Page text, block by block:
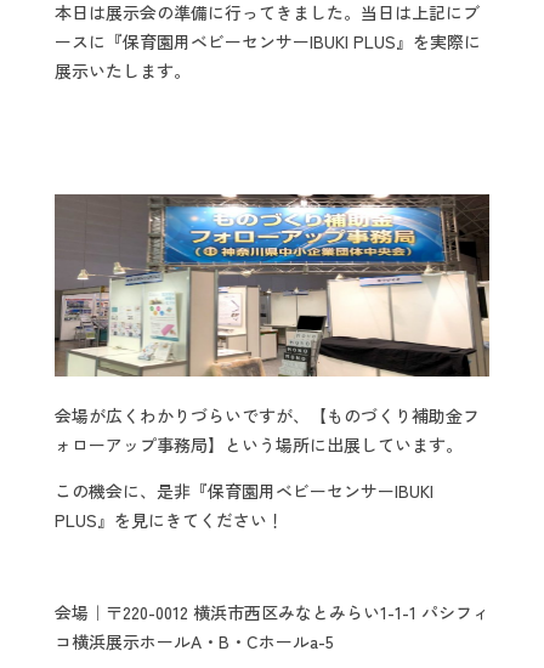
本日は展示会の準備に行ってきました。当日は上記にブ
ースに『保育園用ベビーセンサーIBUKI PLUS』を実際に
展示いたします。
会場が広くわかりづらいですが、【ものづくり補助金フ
ォローアップ事務局】という場所に出展しています。
この機会に、是非『保育園用ベビーセンサーIBUKI
PLUS』を見にきてください！
会場｜〒220-0012 横浜市西区みなとみらい1-1-1 パシフィ
コ横浜展示ホールA・B・Cホールa-5